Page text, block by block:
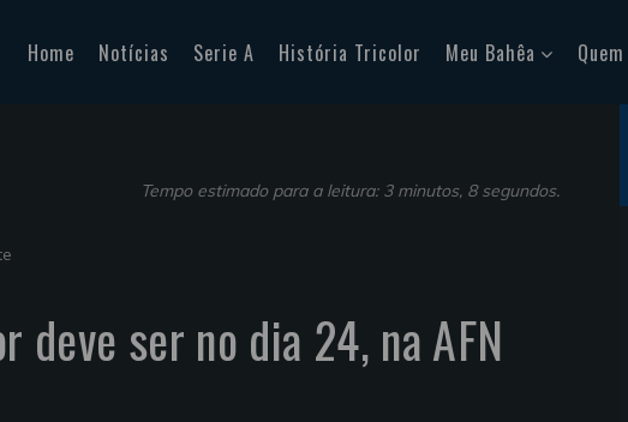
Home Notícias Serie A História Tricolor Meu Bahêa
Tempo estimado para a leitura: 3 minutos, 8 segundos.
deve ser no dia 24, na AFN